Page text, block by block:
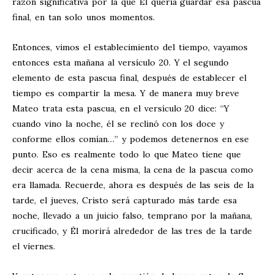
final, en tan solo unos momentos.
Entonces, vimos el establecimiento del tiempo, vayamos
entonces esta mañana al versículo 20. Y el segundo
elemento de esta pascua final, después de establecer el
tiempo es compartir la mesa. Y de manera muy breve
Mateo trata esta pascua, en el versículo 20 dice: “Y
cuando vino la noche, él se reclinó con los doce y
conforme ellos comían…” y podemos detenernos en ese
punto. Eso es realmente todo lo que Mateo tiene que
decir acerca de la cena misma, la cena de la pascua como
era llamada. Recuerde, ahora es después de las seis de la
tarde, el jueves, Cristo será capturado más tarde esa
noche, llevado a un juicio falso, temprano por la mañana,
crucificado, y Él morirá alrededor de las tres de la tarde
el viernes.